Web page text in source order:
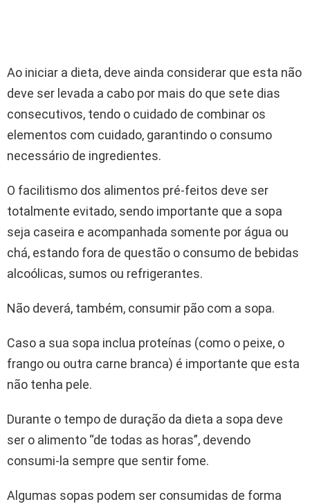
Ao iniciar a dieta, deve ainda considerar que esta não
deve ser levada a cabo por mais do que sete dias
consecutivos, tendo o cuidado de combinar os
elementos com cuidado, garantindo o consumo
necessário de ingredientes.
O facilitismo dos alimentos pré-feitos deve ser
totalmente evitado, sendo importante que a sopa
seja caseira e acompanhada somente por água ou
chá, estando fora de questão o consumo de bebidas
alcoólicas, sumos ou refrigerantes.
Não deverá, também, consumir pão com a sopa.
Caso a sua sopa inclua proteínas (como o peixe, o
frango ou outra carne branca) é importante que esta
não tenha pele.
Durante o tempo de duração da dieta a sopa deve
ser o alimento “de todas as horas”, devendo
consumi-la sempre que sentir fome.
Algumas sopas podem ser consumidas de forma